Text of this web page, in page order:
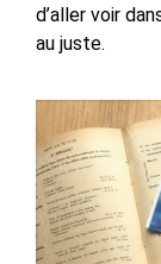
d’aller voir
au juste.